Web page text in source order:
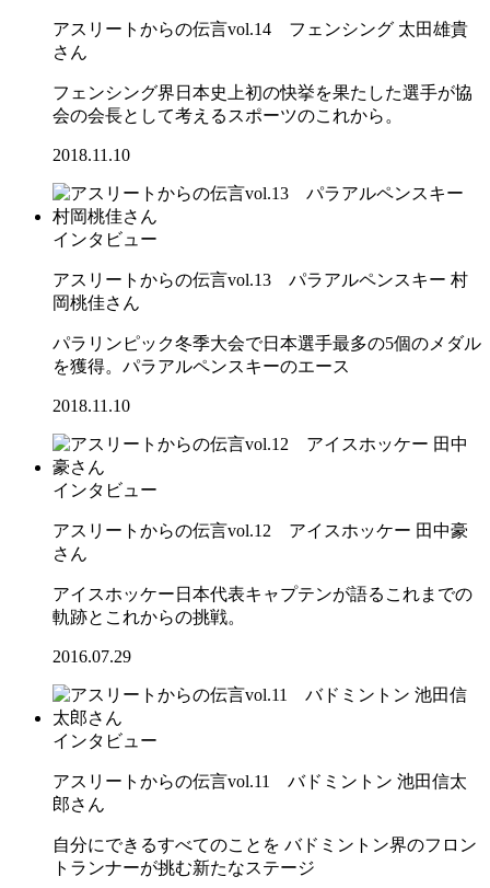
アスリートからの伝言vol.14 フェンシング 太田雄貴
さん
フェンシング界日本史上初の快挙を果たした選手が協
会の会長として考えるスポーツのこれから。
2018.11.10
インタビュー
アスリートからの伝言vol.13 パラアルペンスキー 村
岡桃佳さん
パラリンピック冬季大会で日本選手最多の5個のメダル
を獲得。パラアルペンスキーのエース
2018.11.10
インタビュー
アスリートからの伝言vol.12 アイスホッケー 田中豪
さん
アイスホッケー日本代表キャプテンが語るこれまでの
軌跡とこれからの挑戦。
2016.07.29
インタビュー
アスリートからの伝言vol.11 バドミントン 池田信太
郎さん
自分にできるすべてのことを バドミントン界のフロン
トランナーが挑む新たなステージ